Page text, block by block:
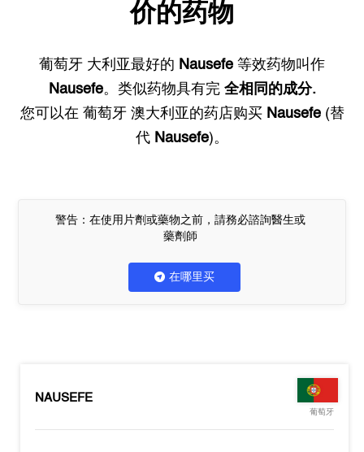
价的药物
葡萄牙 大利亚最好的 Nausefe 等效药物叫作
Nausefe。类似药物具有完 全相同的成分.
您可以在 葡萄牙澳大利亚的药店购买 Nausefe(替
代 Nausefe)。
警告：在使用片劑或藥物之前，請務必諮詢醫生或
藥劑師
在哪里买
NAUSEFE
葡萄牙